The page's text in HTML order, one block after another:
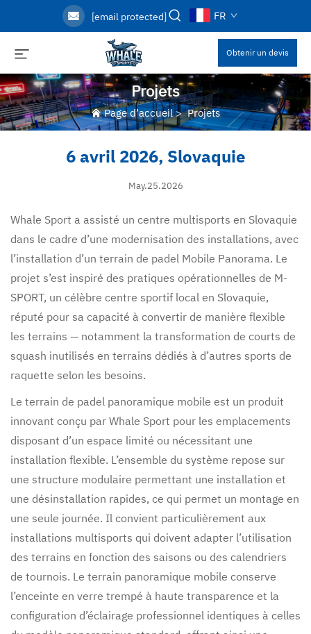
[email protected] FR
Obtenir un devis
Projets
Page d’accueil>Projets
6 avril 2026, Slovaquie
May.25.2026
Whale Sport a assisté un centre multisports en Slovaquie
dans le cadre d’une modernisation des installations, avec
l’installation d’un terrain de padel Mobile Panorama. Le
projet s’est inspiré des pratiques opérationnelles de M-
SPORT, un célèbre centre sportif local en Slovaquie,
réputé pour sa capacité à convertir de manière flexible
les terrains — notamment la transformation de courts de
squash inutilisés en terrains dédiés à d’autres sports de
raquette selon les besoins.
Le terrain de padel panoramique mobile est un produit
innovant conçu par Whale Sport pour les emplacements
disposant d’un espace limité ou nécessitant une
installation flexible. L’ensemble du système repose sur
une structure modulaire permettant une installation et
une désinstallation rapides, ce qui permet un montage en
une seule journée. Il convient particulièrement aux
installations multisports qui doivent adapter l’utilisation
des terrains en fonction des saisons ou des calendriers
de tournois. Le terrain panoramique mobile conserve
l’enceinte en verre trempé à haute transparence et la
configuration d’éclairage professionnel identiques à celles